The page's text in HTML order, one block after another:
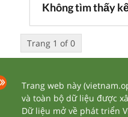
Không tìm thấy
Trang 1 of 0
Trang web này
và toàn bộ dữ liệu được
Dữ liệu mở về phát triển